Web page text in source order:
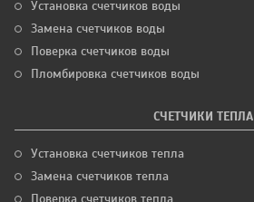
Установка счетчиков воды
Замена счетчиков воды
Поверка счетчиков воды
Пломбировка счетчиков воды
СЧЕТЧИКИ ТЕПЛА
Установка счетчиков тепла
Замена счетчиков тепла
Поверка счетчиков тепла